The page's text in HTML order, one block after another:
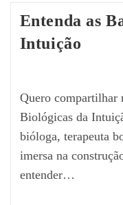
Entenda as
Intuição
Quero compartilhar
Biológicas da
bióloga, terapeuta
imersa na
entender…